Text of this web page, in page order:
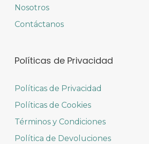
Nosotros
Contáctanos
Políticas de Privacidad
Políticas de Privacidad
Políticas de Cookies
Términos y Condiciones
Política de Devoluciones